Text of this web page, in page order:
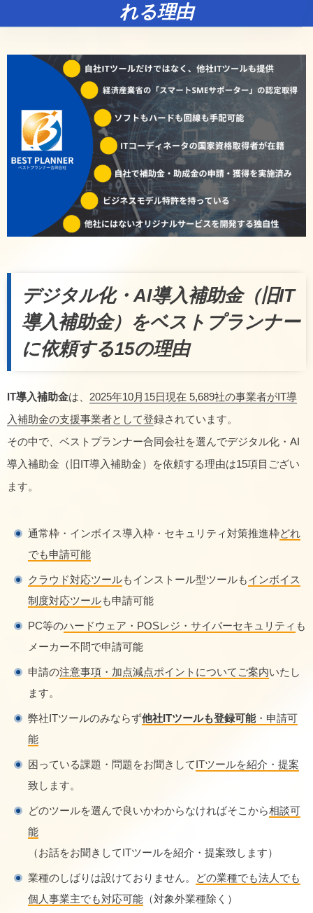
れる理由
デジタル化・AI導入補助金（旧IT
導入補助金）をベストプランナー
に依頼する15の理由
IT導入補助金は、 2025年10月15日現在 5,689社の事業者がIT導
入補助金の支援事業者として登録されています。
その中で、ベストプランナー合同会社を選んでデジタル化・AI
導入補助金（旧IT導入補助金）を依頼する理由は15項目ござい
ます。
通常枠・インボイス導入枠・セキュリティ対策推進枠どれ
でも申請可能
クラウド対応ツールもインストール型ツールもインボイス
制度対応ツールも申請可能
PC等のハードウェア・POSレジ・サイバーセキュリティ も
メーカー不問で申請可能
申請の注意事項・加点減点ポイントについてご案内いたし
ます。
弊社ITツールのみならず他社ITツールも登録可能・申請可
能
困っている課題・問題をお聞きしてITツールを紹介・提案
致します。
どのツールを選んで良いかわからなければそこから相談可
能
（お話をお聞きしてITツールを紹介・提案致します）
業種のしばりは設けておりません。
どの業種でも法人でも
個人事業主でも対応可能 （対象外業種除く）